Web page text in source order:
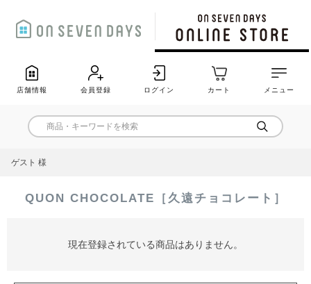
店舗情報 会員登録 ログイン カート メニュー
ゲスト 様
QUON CHOCOLATE［久遠チョコレート］
現在登録されている商品はありません。